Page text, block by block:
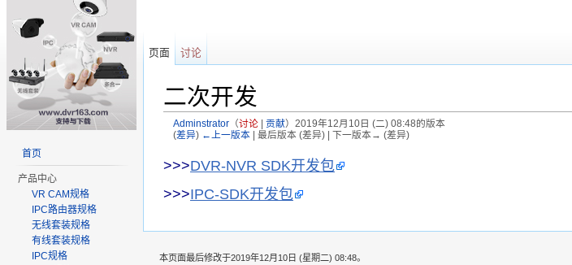
二次开发
Adminstrator（讨论| 贡献） 2019年12月10日 (二) 08:48的版本
(差异) ←上一版本| 最后版本 (差异) | 下一版本→ (差异)
>>>DVR-NVR SDK开发包
>>>IPC-SDK开发包
页面 讨论
首页
产品中心
VR CAM规格
IPC路由器规格
无线套装规格
有线套装规格
IPC规格
本页面最后修改于2019年12月10日 (星期二) 08:48。